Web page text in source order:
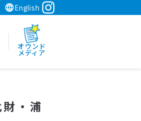
English
オウンド
メディア
・浦